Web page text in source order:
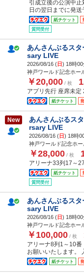
引成立後の公演中
日の翌日までに発送
紙チケット
質問受付
あんさんぶるス
sary LIVE
2026/08/16 (日) 18時00
神戸ワールド記念ホー
￥20,000 / 枚 1
アプリ先行 座席未
紙チケット
New
あんさんぶるス
rsary LIVE
2026/08/16 (日) 18時
神戸ワールド記念ホ
￥28,000 / 枚
アリーナ33列17～
紙チケット
質問受付
あんさんぶるス
sary LIVE
2026/08/16 (日) 18時00
神戸ワールド記念ホー
￥100,000 / 枚
アリーナ8列1～10
お願いいたします。
紙チケット